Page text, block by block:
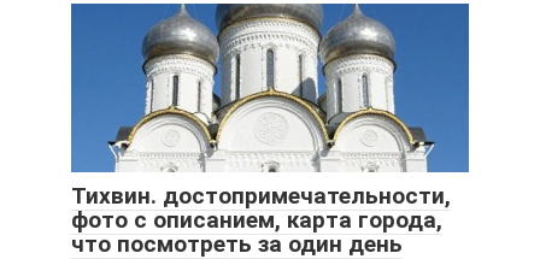
Тихвин. достопримечательности,
фото с описанием, карта города,
что посмотреть за один день